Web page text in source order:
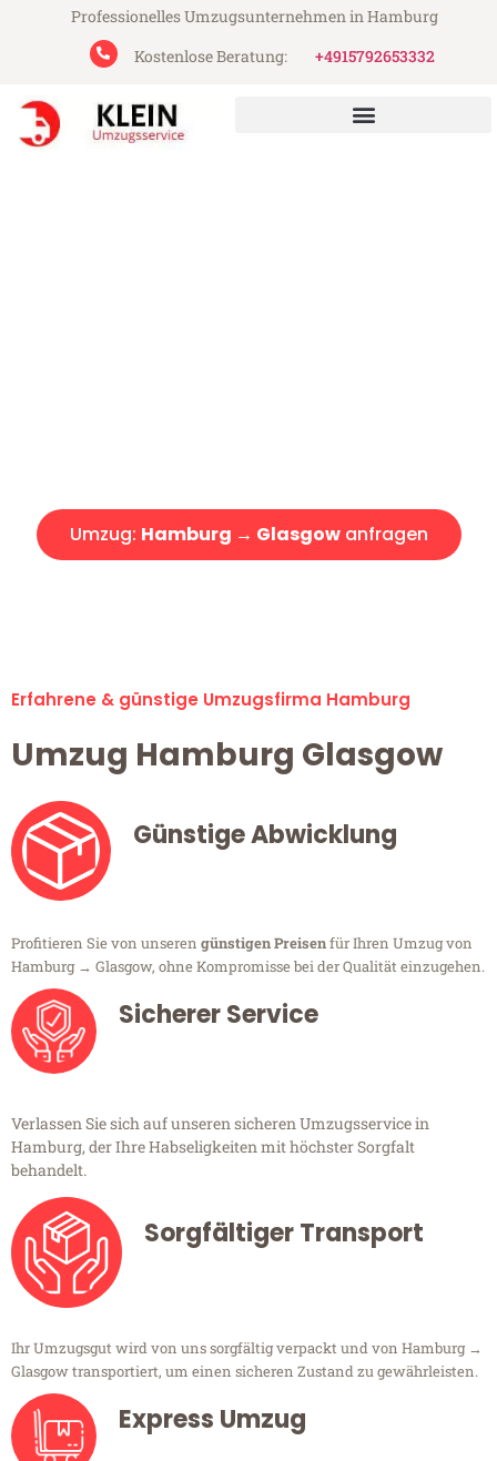
Professionelles Umzugsunternehmen in Hamburg
Kostenlose Beratung:
+4915792653332
Umzug: Hamburg → Glasgowanfragen
Erfahrene & günstige Umzugsfirma Hamburg
Umzug Hamburg Glasgow
Günstige Abwicklung
Profitieren Sie von unseren günstigen Preisenfür Ihren Umzug von
Hamburg → Glasgow, ohne Kompromisse bei der Qualität einzugehen.
Sicherer Service
Verlassen Sie sich auf unseren sicheren Umzugsservice in
Hamburg, der Ihre Habseligkeiten mit höchster Sorgfalt
behandelt.
Sorgfältiger Transport
Ihr Umzugsgut wird von uns sorgfältig verpackt und von Hamburg →
Glasgow transportiert, um einen sicheren Zustand zu gewährleisten.
Express Umzug